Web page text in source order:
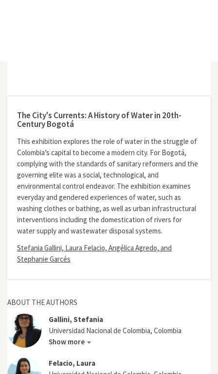
The City's Currents: A History of Water in 20th-
Century Bogotá
This exhibition explores the role of water in the struggle of
Colombia’s capital to become a modern city. For Bogotá,
complying with the standards of sanitary reformers and the
governing elite was a social, technological, and
environmental control endeavor. The exhibition examines
everyday and gendered experiences of water, such as
washing clothes or bathing, as well as urban infrastructural
interventions including the domestication of rivers for
water supply and wastewater disposal systems.
Stefania Gallini, Laura Felacio, Angélica Agredo, and
Stephanie Garcés
ABOUT THE AUTHORS
Gallini, Stefania
Universidad Nacional de Colombia, Colombia
Show more
Felacio, Laura